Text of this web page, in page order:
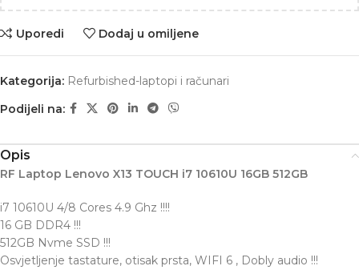
Uporedi Dodaj u omiljene
Kategorija: Refurbished-laptopi i računari
Podijeli na:
Opis
RF Laptop Lenovo X13 TOUCH i7 10610U 16GB 512GB
i7 10610U 4/8 Cores 4.9 Ghz !!!!
16 GB DDR4 !!!
512GB Nvme SSD !!!
Osvjetljenje tastature, otisak prsta, WIFI 6 , Dobly audio !!!